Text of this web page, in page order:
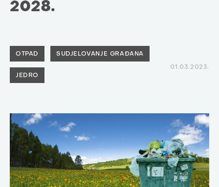
2028.
OTPAD SUDJELOVANJE GRAĐANA
JEDRO
01.03.2023.